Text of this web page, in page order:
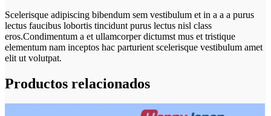
Scelerisque adipiscing bibendum sem vestibulum et in a a a purus
lectus faucibus lobortis tincidunt purus lectus nisl class
eros.Condimentum a et ullamcorper dictumst mus et tristique
elementum nam inceptos hac parturient scelerisque vestibulum amet
elit ut volutpat.
Productos relacionados